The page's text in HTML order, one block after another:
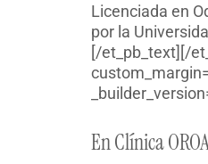
Licenciada en
por la
[/et_pb_text][/
En Clínica